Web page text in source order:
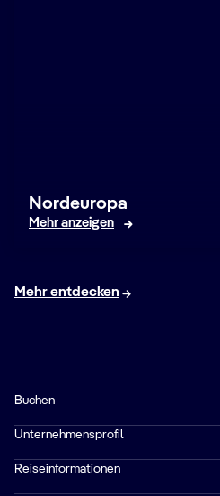
Nordeuropa
Mehr anzeigen
Mehr entdecken
Buchen
Unternehmensprofil
Reiseinformationen